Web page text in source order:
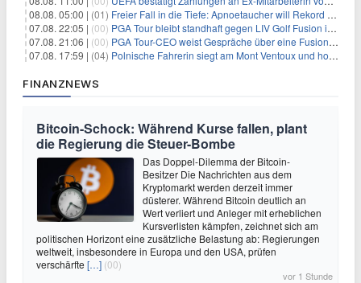
08.08. 05:00 | (01) Freier Fall in die Tiefe: Apnoetaucher will Rekord brechen
07.08. 22:05 | (00) PGA Tour bleibt standhaft gegen LIV Golf Fusion in einem sich wandelnden Sportumfeld
07.08. 21:06 | (00) PGA Tour-CEO weist Gespräche über eine Fusion mit LIV Golf zurück und bekräftigt die Wettbewerbslandschaft
07.08. 17:59 | (04) Polnische Fahrerin siegt am Mont Ventoux und holt Tour-Gelb
FINANZNEWS
Bitcoin-Schock: Während Kurse fallen, plant
die Regierung die Steuer-Bombe
Das Doppel-Dilemma der Bitcoin-
Besitzer Die Nachrichten aus dem
Kryptomarkt werden derzeit immer
düsterer. Während Bitcoin deutlich an
Wert verliert und Anleger mit erheblichen
Kursverlisten kämpfen, zeichnet sich am
politischen Horizont eine zusätzliche Belastung ab: Regierungen
weltweit, insbesondere in Europa und den USA, prüfen
verschärfte […] (00)
vor 1 Stunde